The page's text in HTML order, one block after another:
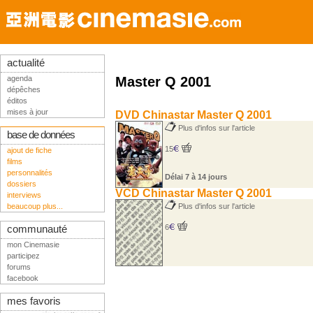
Master Q 2001
DVD Chinastar Master Q 2001
Plus d'infos sur l'article
15
Délai 7 à 14 jours
VCD Chinastar Master Q 2001
Plus d'infos sur l'article
6
actualité
agenda
dépêches
éditos
mises à jour
base de données
ajout de fiche
films
personnalités
dossiers
interviews
beaucoup plus...
communauté
mon Cinemasie
participez
forums
facebook
mes favoris